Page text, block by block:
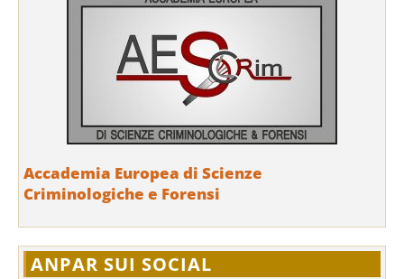
Accademia Europea di Scienze
Criminologiche e Forensi
ANPAR SUI SOCIAL